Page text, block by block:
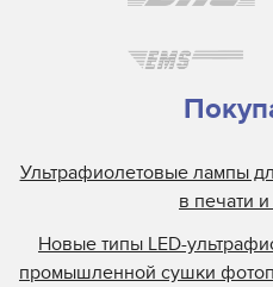
Ультрафиолетовые лампы
в печати
Новые типы LED-
промышленной сушки